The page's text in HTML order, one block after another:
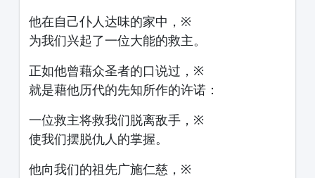
他在自己仆人达味的家中，※
为我们兴起了一位大能的救主。
正如他曾藉众圣者的口说过，※
就是藉他历代的先知所作的许诺：
一位救主将救我们脱离敌手，※
使我们摆脱仇人的掌握。
他向我们的祖先广施仁慈，※